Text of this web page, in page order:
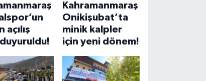
açılış
duyuruldu!
Kahramanmaraş
Onikişubat’ta
minik kalpler
için yeni dönem!